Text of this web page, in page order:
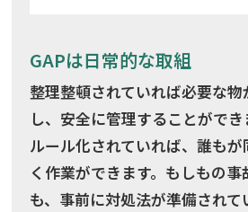
GAPは日常的な取組
整理整頓されていれば必要な
し、安全に管理することがで
ルール化されていれば、誰も
く作業ができます。もしもの
も、事前に対処法が準備され